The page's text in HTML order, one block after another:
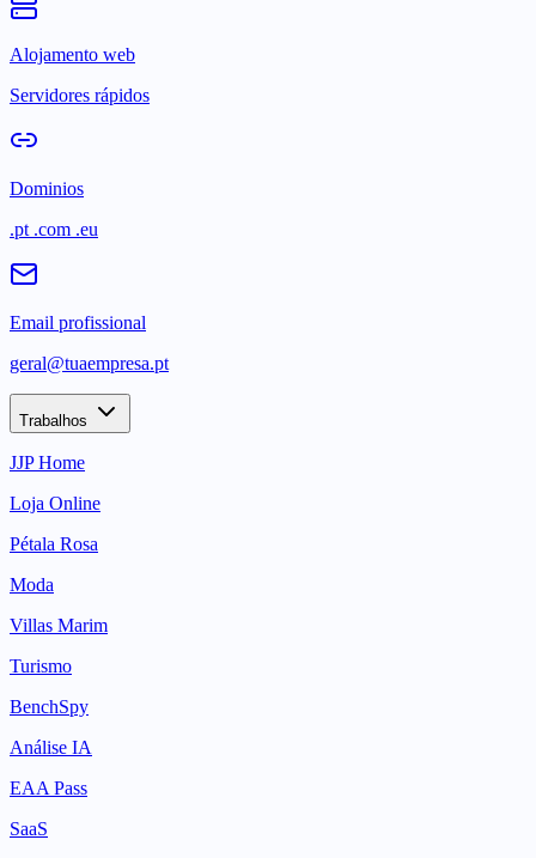
Alojamento web
Servidores rápidos
Dominios
.pt .com .eu
Email profissional
geral@tuaempresa.pt
Trabalhos
JJP Home
Loja Online
Pétala Rosa
Moda
Villas Marim
Turismo
BenchSpy
Análise IA
EAA Pass
SaaS